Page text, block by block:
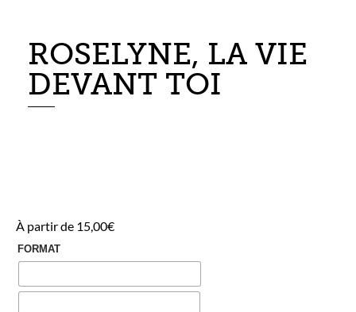
ROSELYNE, LA VIE
DEVANT TOI
À partir de 15,00€
FORMAT